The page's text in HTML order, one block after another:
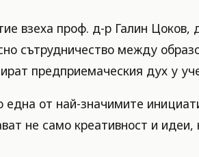
взеха проф. д-р Галин Цоков,
сътрудничество между
предприемаческия дух у
от най-значимите
не само креативност и